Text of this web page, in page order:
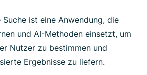
ist eine Anwendung, die
und AI-Methoden einsetzt, um
Nutzer zu bestimmen und
Ergebnisse zu liefern.